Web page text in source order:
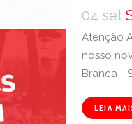
04 set
Atenção
nosso
Branca -
LEIA